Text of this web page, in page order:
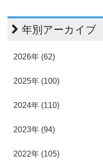
年別アーカイブ
2026年 (62)
2025年 (100)
2024年 (110)
2023年 (94)
2022年 (105)